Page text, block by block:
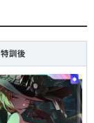
特訓後